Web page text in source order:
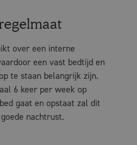
over een interne
een vast bedtijd en
te staan belangrijk zijn.
6 keer per week op
gaat en opstaat zal dit
nachtrust.